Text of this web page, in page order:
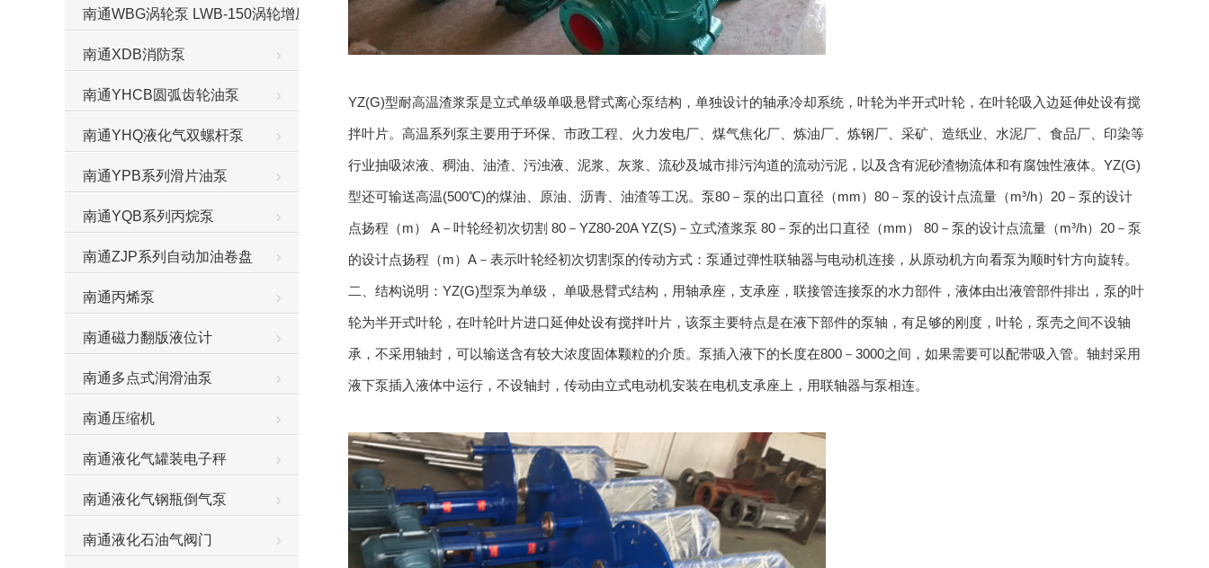
南通WBG涡轮泵 LWB-150涡轮增压泵
南通XDB消防泵
南通YHCB圆弧齿轮油泵
南通YHQ液化气双螺杆泵
南通YPB系列滑片油泵
南通YQB系列丙烷泵
南通ZJP系列自动加油卷盘
南通丙烯泵
南通磁力翻版液位计
南通多点式润滑油泵
南通压缩机
南通液化气罐装电子秤
南通液化气钢瓶倒气泵
南通液化石油气阀门
YZ(G)型耐高温渣浆泵是立式单级单吸悬臂式离心泵结构，单独设计的轴承冷却系统，叶轮为半开式叶轮，在叶轮吸入边延伸处设有搅
拌叶片。高温系列泵主要用于环保、市政工程、火力发电厂、煤气焦化厂、炼油厂、炼钢厂、采矿、造纸业、水泥厂、食品厂、印染等
行业抽吸浓液、稠油、油渣、污浊液、泥浆、灰浆、流砂及城市排污沟道的流动污泥，以及含有泥砂渣物流体和有腐蚀性液体。YZ(G)
型还可输送高温(500℃)的煤油、原油、沥青、油渣等工况。泵80－泵的出口直径（mm）80－泵的设计点流量（m³/h）20－泵的设计
点扬程（m） A－叶轮经初次切割 80－YZ80-20A YZ(S)－立式渣浆泵 80－泵的出口直径（mm） 80－泵的设计点流量（m³/h）20－泵
的设计点扬程（m）A－表示叶轮经初次切割泵的传动方式：泵通过弹性联轴器与电动机连接，从原动机方向看泵为顺时针方向旋转。
二、结构说明：YZ(G)型泵为单级， 单吸悬臂式结构，用轴承座，支承座，联接管连接泵的水力部件，液体由出液管部件排出，泵的叶
轮为半开式叶轮，在叶轮叶片进口延伸处设有搅拌叶片，该泵主要特点是在液下部件的泵轴，有足够的刚度，叶轮，泵壳之间不设轴
承，不采用轴封，可以输送含有较大浓度固体颗粒的介质。泵插入液下的长度在800－3000之间，如果需要可以配带吸入管。轴封采用
液下泵插入液体中运行，不设轴封，传动由立式电动机安装在电机支承座上，用联轴器与泵相连。